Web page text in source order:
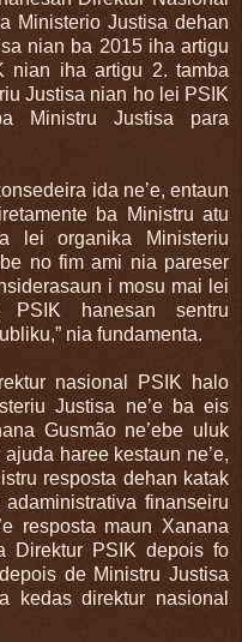
Ministerio Justisa dehan
nian ba 2015 iha artigu
nian iha artigu 2. tamba
Justisa nian ho lei PSIK
Ministru Justisa para
ida ne’e, entaun
ba Ministru atu
lei organika Ministeriu
no fim ami nia pareser
i mosu mai lei
hanesan sentru
nia fundamenta.
nasional PSIK halo
Justisa ne’e ba eis
Gusmão ne’ebe uluk
haree kestaun ne’e,
resposta dehan katak
finanseiru
resposta maun Xanana
Direktur PSIK depois fo
de Ministru Justisa
kedas direktur nasional